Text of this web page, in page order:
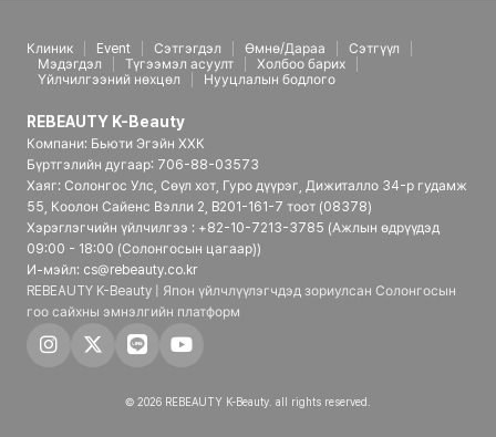
Клиник Event Сэтгэгдэл Өмнө/Дараа
Сэтгүүл
Мэдэгдэл
Түгээмэл асуулт
Холбоо барих
Үйлчилгээний нөхцөл
Нууцлалын бодлого
REBEAUTY K-Beauty
Компани: Бьюти Эгэйн ХХК
Бүртгэлийн дугаар: 706-88-03573
Хаяг: Солонгос Улс, Сөүл хот, Гуро дүүрэг, Дижиталло 34-р гудамж
55, Коолон Сайенс Вэлли 2, B201-161-7 тоот (08378)
Хэрэглэгчийн үйлчилгээ : +82-10-7213-3785 (Ажлын өдрүүдэд
09:00 - 18:00 (Солонгосын цагаар))
И-мэйл: cs@rebeauty.co.kr
REBEAUTY K-Beauty | Япон үйлчлүүлэгчдэд зориулсан Солонгосын
гоо сайхны эмнэлгийн платформ
© 2026 REBEAUTY K-Beauty. all rights reserved.